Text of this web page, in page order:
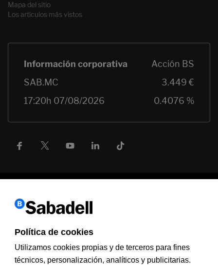
Mapa del sitio
Los artículos más vistos
Información a clientesPSD2
Política de cookies
Utilizamos cookies propias y de terceros para fines
técnicos, personalización, analíticos y publicitarias.